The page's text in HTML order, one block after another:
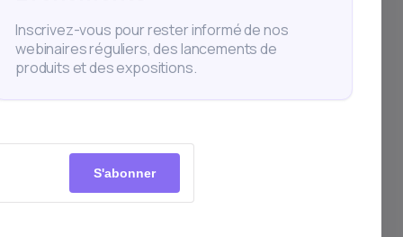
reste haussière
Inscrivez-vous pour rester informé de nos
webinaires réguliers, des lancements de
produits et des expositions.
S'abonner